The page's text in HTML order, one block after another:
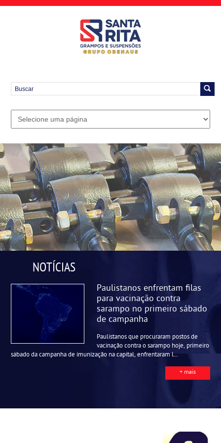
NOTÍCIAS
Paulistanos enfrentam filas
para vacinação contra
sarampo no primeiro sábado
de campanha
Paulistanos que procuraram postos de
vacinação contra o sarampo hoje, primeiro
sábado da campanha de imunização na capital, enfrentaram l...
+ mais